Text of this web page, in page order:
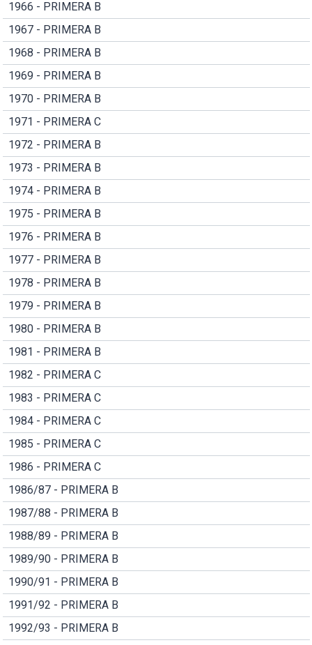
1966 - PRIMERA B
1967 - PRIMERA B
1968 - PRIMERA B
1969 - PRIMERA B
1970 - PRIMERA B
1971 - PRIMERA C
1972 - PRIMERA B
1973 - PRIMERA B
1974 - PRIMERA B
1975 - PRIMERA B
1976 - PRIMERA B
1977 - PRIMERA B
1978 - PRIMERA B
1979 - PRIMERA B
1980 - PRIMERA B
1981 - PRIMERA B
1982 - PRIMERA C
1983 - PRIMERA C
1984 - PRIMERA C
1985 - PRIMERA C
1986 - PRIMERA C
1986/87 - PRIMERA B
1987/88 - PRIMERA B
1988/89 - PRIMERA B
1989/90 - PRIMERA B
1990/91 - PRIMERA B
1991/92 - PRIMERA B
1992/93 - PRIMERA B